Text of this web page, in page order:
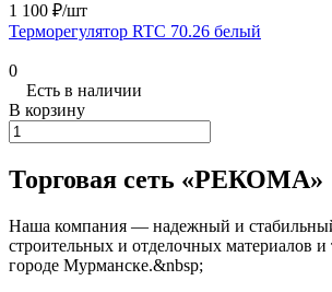
1 100 ₽/шт
Терморегулятор RTC 70.26 белый
0
Есть в наличии
В корзину
Торговая сеть «РЕКОМА»
Наша компания — надежный и
строительных и отделочных материалов и
городе Мурманске.&nbsp;